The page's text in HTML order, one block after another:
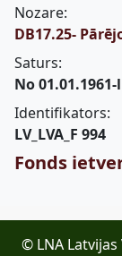
Nozare:
DB17.25-
Saturs:
No
Identifikators:
LV_LVA_F 994
Fonds
© LNA